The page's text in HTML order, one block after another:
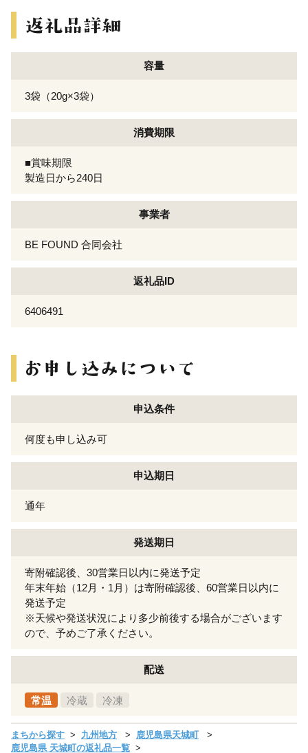
容量
3袋（20g×3袋）
消費期限
■賞味期限
製造日から240日
事業者
BE FOUND 合同会社
返礼品ID
6406491
申込条件
何度も申し込み可
申込期日
通年
発送期日
寄附確認後、30営業日以内に発送予定
年末年始（12月・1月）は寄附確認後、60営業日以内に
発送予定
※天候や発送状況により多少前後する場合がございます
ので、予めご了承ください。
配送
常温 冷蔵 冷凍
まちから探す 九州地方
鹿児島県天城町
鹿児島県 天城町の返礼品一覧